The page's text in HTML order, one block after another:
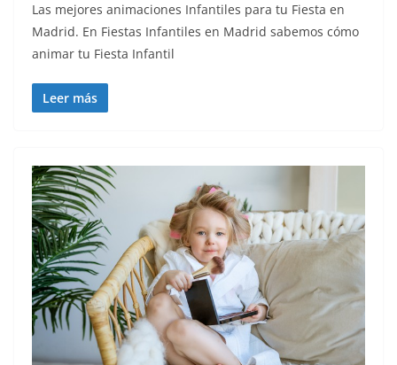
Las mejores animaciones Infantiles para tu Fiesta en
Madrid. En Fiestas Infantiles en Madrid sabemos cómo
animar tu Fiesta Infantil
Leer más